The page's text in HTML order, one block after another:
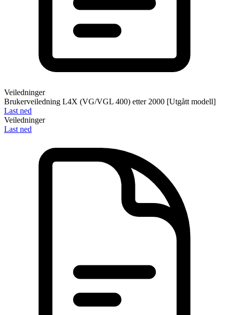
Veiledninger
Brukerveiledning L4X (VG/VGL 400) etter 2000 [Utgått modell]
Last ned
Veiledninger
Last ned